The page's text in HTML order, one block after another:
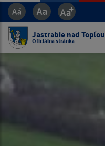
Jastrabie nad Topľou
Oficiálna stránka